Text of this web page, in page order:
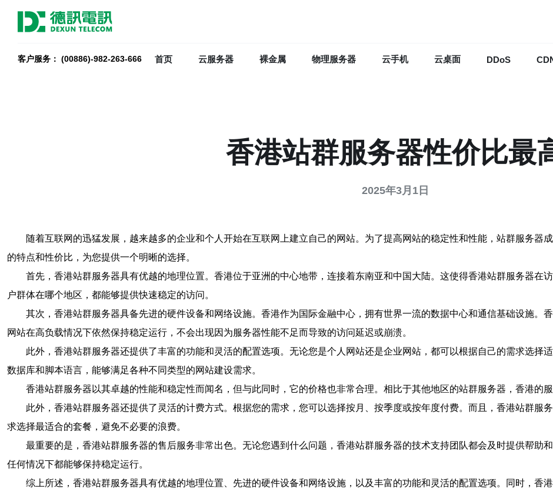
客户服务： (00886)-982-263-666 首页 云服务器 裸金属 物理服务器 云手机 云桌面 DDoS
香港站群服务器性价比最
2025年3月1日
随着互联网的迅猛发展，越来越多的企业和个人开始在互联网上建立自己的网站。为了提高网站的稳定性和性能，站群服务器
的特点和性价比，为您提供一个明晰的选择。
首先，香港站群服务器具有优越的地理位置。香港位于亚洲的中心地带，连接着东南亚和中国大陆。这使得香港站群服务器在
户群体在哪个地区，都能够提供快速稳定的访问。
其次，香港站群服务器具备先进的硬件设备和网络设施。香港作为国际金融中心，拥有世界一流的数据中心和通信基础设施。
网站在高负载情况下依然保持稳定运行，不会出现因为服务器性能不足而导致的访问延迟或崩溃。
此外，香港站群服务器还提供了丰富的功能和灵活的配置选项。无论您是个人网站还是企业网站，都可以根据自己的需求选择
数据库和脚本语言，能够满足各种不同类型的网站建设需求。
香港站群服务器以其卓越的性能和稳定性而闻名，但与此同时，它的价格也非常合理。相比于其他地区的站群服务器，香港的
此外，香港站群服务器还提供了灵活的计费方式。根据您的需求，您可以选择按月、按季度或按年度付费。而且，香港站群服
求选择最适合的套餐，避免不必要的浪费。
最重要的是，香港站群服务器的售后服务非常出色。无论您遇到什么问题，香港站群服务器的技术支持团队都会及时提供帮助
任何情况下都能够保持稳定运行。
综上所述，香港站群服务器具有优越的地理位置、先进的硬件设备和网络设施，以及丰富的功能和灵活的配置选项。同时，香